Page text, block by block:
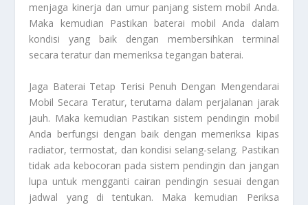
menjaga kinerja dan umur panjang sistem mobil Anda.
Maka kemudian Pastikan baterai mobil Anda dalam
kondisi yang baik dengan membersihkan terminal
secara teratur dan memeriksa tegangan baterai.
Jaga Baterai Tetap Terisi Penuh Dengan Mengendarai
Mobil Secara Teratur, terutama dalam perjalanan jarak
jauh. Maka kemudian Pastikan sistem pendingin mobil
Anda berfungsi dengan baik dengan memeriksa kipas
radiator, termostat, dan kondisi selang-selang. Pastikan
tidak ada kebocoran pada sistem pendingin dan jangan
lupa untuk mengganti cairan pendingin sesuai dengan
jadwal yang di tentukan. Maka kemudian Periksa